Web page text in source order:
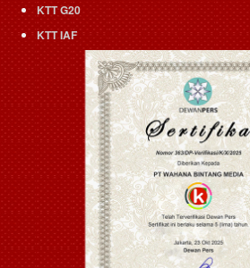
KTT G20
KTT IAF